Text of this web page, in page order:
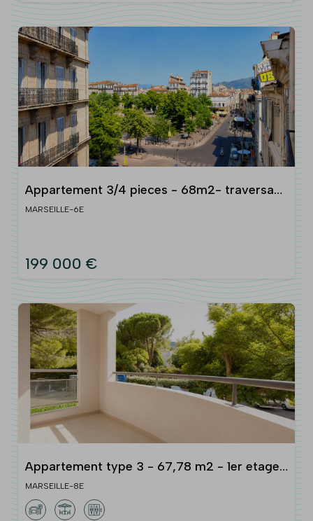
Appartement 3/4 pieces - 68m2- traversant
- lumineux - vue notre dame de la garde -
MARSEILLE-6E
199 000 €
Appartement type 3 - 67,78 m2 - 1er etage
- balcon - calme - box double - rue marie
louise - 13008 marseille
MARSEILLE-8E